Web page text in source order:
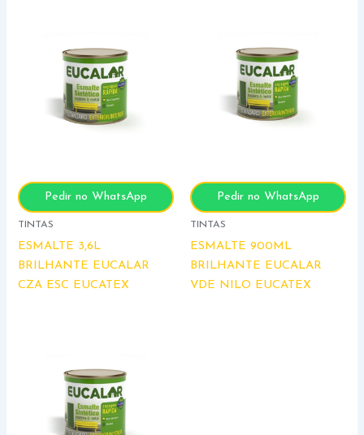
Pedir no WhatsApp
TINTAS
ESMALTE 3,6L
BRILHANTE EUCALAR
CZA ESC EUCATEX
Pedir no WhatsApp
TINTAS
ESMALTE 900ML
BRILHANTE EUCALAR
VDE NILO EUCATEX